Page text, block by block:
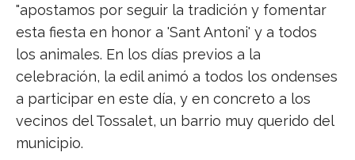
"apostamos por seguir la tradición y fomentar
esta fiesta en honor a 'Sant Antoni' y a todos
los animales. En los días previos a la
celebración, la edil animó a todos los ondenses
a participar en este día, y en concreto a los
vecinos del Tossalet, un barrio muy querido del
municipio.